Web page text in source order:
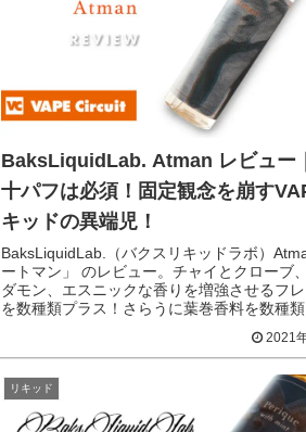
BaksLiquidLab. Atman レビュー
十パフは必須！固定観念を崩す
キッドの異端児！
BaksLiquidLab.（バクスリキッドラボ）
ートマン」 のレビュー。チャイとクローブ
ダモン、エスニックな香りを増強させるフ
を数種類プラス！さらうに葉巻香料を数種
ドしたアロマ全振りのリキッドです。
2021
リキッド